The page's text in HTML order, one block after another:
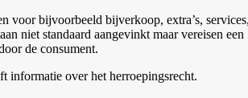
voor bijvoorbeeld bijverkoop, extra’s,
niet standaard aangevinkt maar vereisen een
de consument.
informatie over het herroepingsrecht.